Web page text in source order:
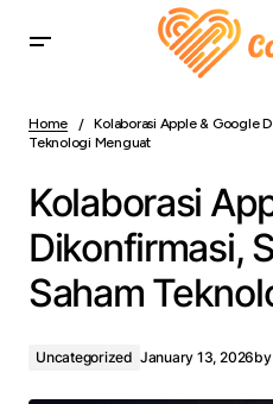
Teknologi Menguat
Home
Kolaborasi Apple & Google
Teknologi Menguat
Kolaborasi
Dikonfirmasi,
Saham
Uncategorized January 13, 2026by